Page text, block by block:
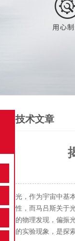
技术文章
光，作为宇宙中基
性，而马吕斯关于
的物理发现，偏振
的实验现象，是探